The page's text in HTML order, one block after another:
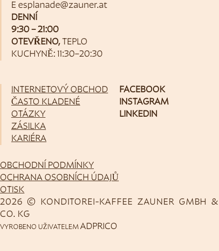
E esplanade@zauner.at
DENNÍ
9:30 – 21:00
OTEVŘENO, TEPLO
KUCHYNĚ: 11:30–20:30
INTERNETOVÝ OBCHOD
ČASTO KLADENÉ
OTÁZKY
ZÁSILKA
KARIÉRA
FACEBOOK
INSTAGRAM
LINKEDIN
2026 © KONDITOREI-KAFFEE ZAUNER GMBH &
CO. KG
OBCHODNÍ PODMÍNKY
OCHRANA OSOBNÍCH ÚDAJŮ
OTISK
VYROBENO UŽIVATELEM ADPRICO